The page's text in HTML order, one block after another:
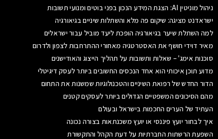
ניהול מוניטין AI: הצגת המידע הנכון בפני בוטים ומנועי תשובות
ישראדנט מציגה: שיקום פה מלא והשתלות שיניים בגיאורגיה
למה השתלת שיער בגיאורגיה הופכת ליעד מוביל עבור ישראלים
מאיר דוידי חושף את האסטרטגיה מאחורי ההתרחבות לצפון ולדרום
סוכנות אימג' – שאלות ותשובות על תהליך הייצוג והאודישנים
מדוע תוכן איכותי הוא אחד הנכסים החשובים ביותר לעסק דיגיטלי
הדור החדש של רפואת השיניים והטכנולוגיות שמשנות את התחום
מהם הסיכונים המשפטיים הגדולים ביותר לעסקים קטנים
העתיד של הערים החכמות בישראל ובעולם
איך לבחור יועץ פיננסי או יועץ משכנתאות בצורה נכונה
השפעת הרשתות החברתיות על דעת הקהל והתקשורת